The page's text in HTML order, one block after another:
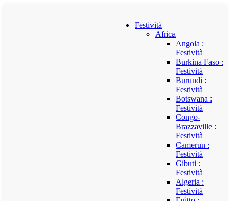
Festività
Africa
Angola :
Festività
Burkina Faso :
Festività
Burundi :
Festività
Botswana :
Festività
Congo-
Brazzaville :
Festività
Camerun :
Festività
Gibuti :
Festività
Algeria :
Festività